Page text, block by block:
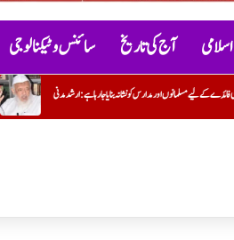
اسلامی آج کی تاریخ سائنس و ٹیکنالوجی
عتیق احمد کے بیٹے ابان کی جھانسی میں سڑک حادثے میں موت